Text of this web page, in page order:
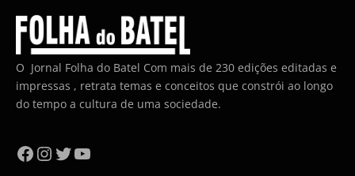
O Jornal Folha do Batel Com mais de 230 edições editadas e
impressas , retrata temas e conceitos que constrói ao longo
do tempo a cultura de uma sociedade.
Facebook
Instagram
Twitter
YouTube